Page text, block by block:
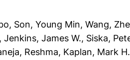
, Son, Young Min, Wang,
, Jenkins, James W., Siska,
Reshma, Kaplan, Mark H.